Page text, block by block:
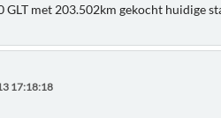
GLT met 203.502km gekocht huidige
17:18:18